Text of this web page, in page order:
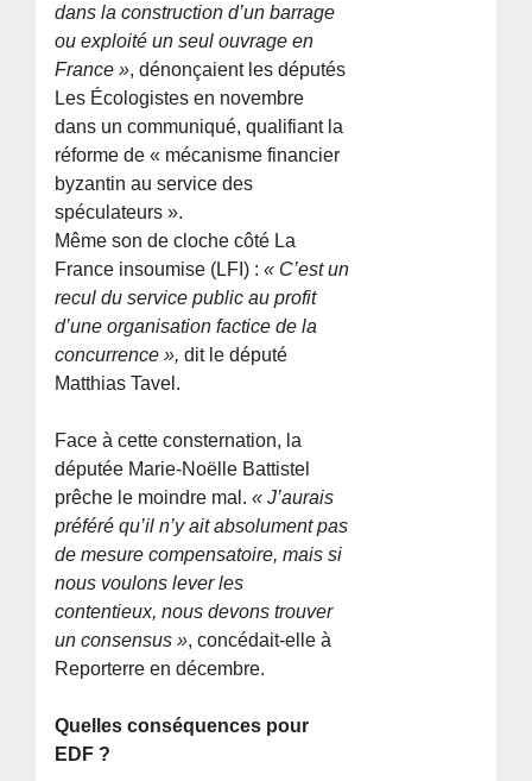
dans la construction d’un barrage
ou exploité un seul ouvrage en
France », dénonçaient les députés
Les Écologistes en novembre
dans un communiqué, qualifiant la
réforme de « mécanisme financier
byzantin au service des
spéculateurs ».
Même son de cloche côté La
France insoumise (LFI) :« C’est un
recul du service public au profit
d’une organisation factice de la
concurrence », dit le député
Matthias Tavel.
Face à cette consternation, la
députée Marie-Noëlle Battistel
prêche le moindre mal.« J’aurais
préféré qu’il n’y ait absolument pas
de mesure compensatoire, mais si
nous voulons lever les
contentieux, nous devons trouver
un consensus », concédait-elle à
Reporterre en décembre.
Quelles conséquences pour
EDF ?